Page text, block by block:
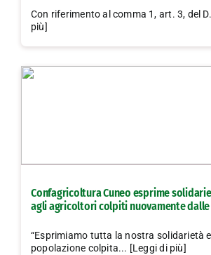
Con riferimento al comma 1, art. 3, del
più]
Confagricoltura Cuneo esprime
agli agricoltori colpiti nuovamente
“Esprimiamo tutta la nostra solidarietà
popolazione colpita... [Leggi di più]